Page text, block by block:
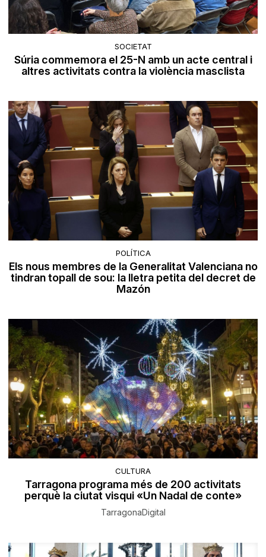
SOCIETAT
Súria commemora el 25-N amb un acte central i
altres activitats contra la violència masclista
POLÍTICA
Els nous membres de la Generalitat Valenciana no
tindran topall de sou: la lletra petita del decret de
Mazón
CULTURA
Tarragona programa més de 200 activitats
perquè la ciutat visqui «Un Nadal de conte»
TarragonaDigital